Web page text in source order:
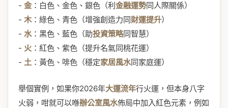
- 金：白色、金色、銀色（利金融運勢同人際關係）
- 木：綠色、青色（增強創造力同財運提升）
- 水：黑色、藍色（助投資策略同智慧）
- 火 ：紅色、紫色（提升名氣同桃花運）
- 土 ：黃色、啡色（穩定家居風水同家庭運）
舉個實例，如果你2026年大運流年行火運，但本身八字
火弱，咁就可以喺辦公室風水佈局中加入紅色元素，例如